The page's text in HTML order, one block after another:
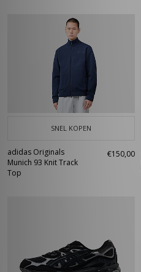
SNEL KOPEN
adidas Originals
Munich 93 Knit Track
Top
€150,00